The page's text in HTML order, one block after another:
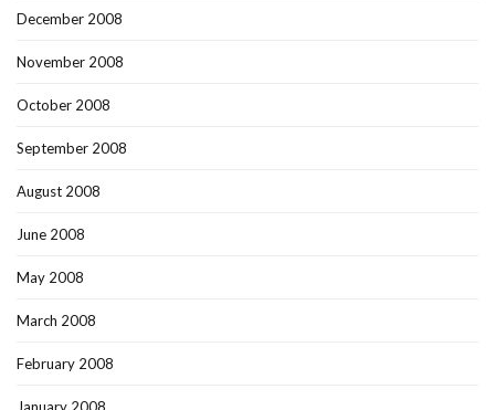
December 2008
November 2008
October 2008
September 2008
August 2008
June 2008
May 2008
March 2008
February 2008